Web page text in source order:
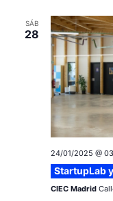
SÁB
28
24/01/2025 @
StartupLab
CIEC Madrid